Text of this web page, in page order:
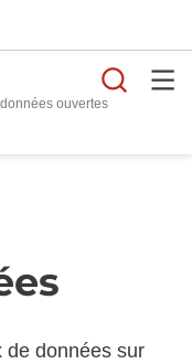
ouvertes
de données sur